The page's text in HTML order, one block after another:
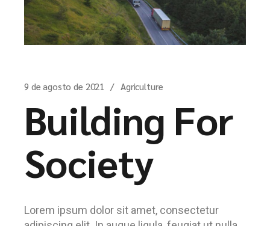
9 de agosto de 2021 Agriculture
Building For
Society
Lorem ipsum dolor sit amet, consectetur